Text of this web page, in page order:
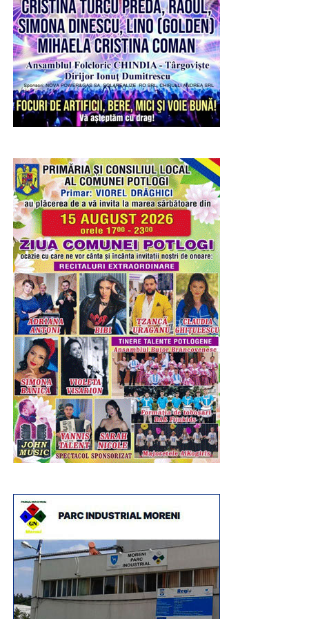
Urmărește Incomod Media și pe Google News
RECLAMA
Președintele PSD a mai solicitat public premierului Ilie
Bolojan să se deplaseze la Bruxelles pentru a negocia cu
reprezentanții Comisiei Europene noile condiții.
Urmărește Incomod Media și pe Google News
RECLAMA